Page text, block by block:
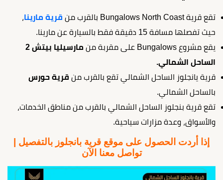
تقع قرية Bungalows North Coast بالقرب من قرية مارينا،
حيث تفصلها مسافة 15 دقيقة فقط بالسيارة عن مارينا.
يقع مشروع Bungalows على مقربة من
مارسيليا بيتش 2
الساحل الشمالي.
قرية يانجلوز الساحل الشمالي تقع بالقرب من قرية حورس
بالساحل الشمالي.
تقع قرية بنجلوز الساحل الشمالي بالقرب من مناطق الخدمات،
والأسواق، وعدة مزارات سياحية.
إذا أردت الحصول على موقع قرية بانجلوز بالتفصيل |
تواصل معنا الآن